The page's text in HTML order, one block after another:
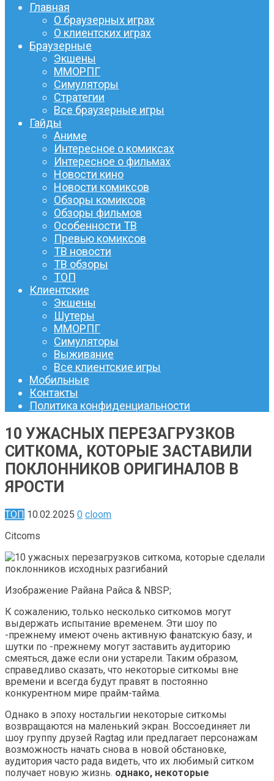
Главная
О браузерных играх
О клиентских играх
Браузерные
Экшены
ММОРПГ
Симуляторы
Стратегии
Все браузерные игры
Гайды
Аниме
Интересное о комиксах
Интересное о фильмах
Новости кино
Новости комиксов
Обзоры комиксов
Обзоры фильмов
Особенности ТВ
Превью комиксов
ТВ новости
ТВ обзоры
ТОП
Клиентские
Экшены
Шутеры
ММОРПГ
Симуляторы
Выживание
Все клиентские игры
Мобильные
Контакты
Политика конфиденциальности
10 УЖАСНЫХ ПЕРЕЗАГРУЗКОВ
СИТКОМА, КОТОРЫЕ ЗАСТАВИЛИ
ПОКЛОННИКОВ ОРИГИНАЛОВ В
ЯРОСТИ
ТОП 10.02.2025 0 cloom
Сitcoms
Изображение Райана Райса & NBSP;
К сожалению, только несколько ситкомов могут
выдержать испытание временем. Эти шоу по
-прежнему имеют очень активную фанатскую базу, и
шутки по -прежнему могут заставить аудиторию
смеяться, даже если они устарели. Таким образом,
справедливо сказать, что некоторые ситкомы вне
времени и всегда будут правят в постоянно
конкурентном мире прайм-тайма.
Однако в эпоху ностальгии некоторые ситкомы
возвращаются на маленький экран. Воссоединяет ли
шоу группу друзей Ragtag или предлагает персонажам
возможность начать снова в новой обстановке,
аудитория часто рада видеть, что их любимый ситком
получает новую жизнь. однако, некоторые